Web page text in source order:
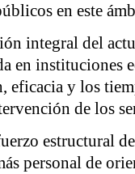
en este
integral del
en instituciones
eficacia y los
de los
estructural
personal de